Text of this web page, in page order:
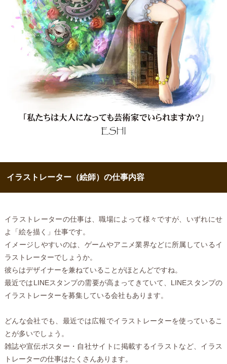
イラストレーター（絵師）の仕事内容
イラストレーターの仕事は、職場によって様々ですが、いずれにせ
よ「絵を描く」仕事です。
イメージしやすいのは、ゲームやアニメ業界などに所属しているイ
ラストレーターでしょうか。
彼らはデザイナーを兼ねていることがほとんどですね。
最近ではLINEスタンプの需要が高まってきていて、LINEスタンプの
イラストレーターを募集している会社もあります。
どんな会社でも、最近では広報でイラストレーターを使っているこ
とが多いでしょう。
雑誌や宣伝ポスター・自社サイトに掲載するイラストなど、イラス
トレーターの仕事はたくさんあります。